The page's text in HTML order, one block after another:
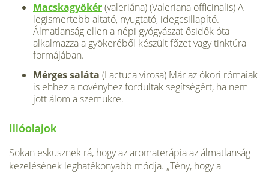
Macskagyökér(valeriána) (Valeriana officinalis) A
legismertebb altató, nyugtató, idegcsillapító.
Álmatlanság ellen a népi gyógyászat ős­idők óta
alkalmazza a gyökeréből készült főzet vagy tinktúra
formájában.
Mérges saláta (Lactuca virosa) Már az ókori rómaiak
is ehhez a növény­hez fordultak segítségért, ha nem
jött álom a szemükre.
Illóolajok
Sokan esküsznek rá, hogy az aromaterá­pia az álmatlanság
kezelésének leghaté­konyabb módja. „Tény, hogy a